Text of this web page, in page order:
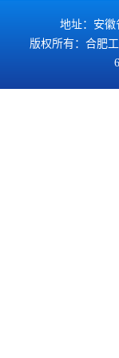
地址：安
版权所有：合肥